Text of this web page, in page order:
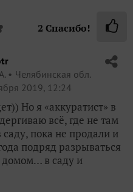
2 Спасибо!
Челябинская обл.
2019, 12:24
Но я «аккуратист» в
всё, где не там
пока не продали и
подряд разрываться
в саду и